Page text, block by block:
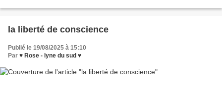
la liberté de conscience
Publié le 19/08/2025 à 15:10
Par ♥ Rose - lyne du sud ♥